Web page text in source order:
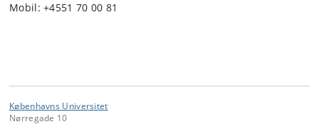
Mobil: +4551 70 00 81
Københavns Universitet
Nørregade 10